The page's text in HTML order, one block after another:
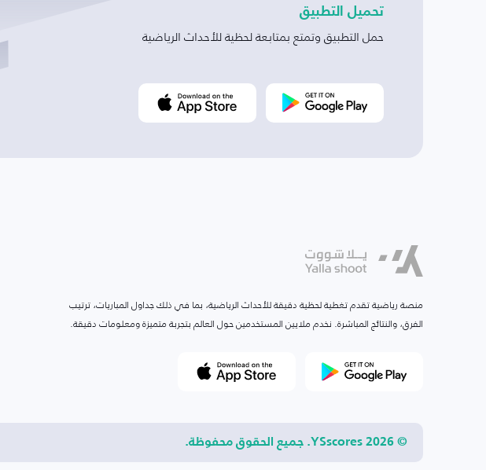
تحميل التطبيق
حمل التطبيق وتمتع بمتابعة لحظية للأحداث الرياضية
منصة رياضية تقدم تغطية لحظية دقيقة للأحداث الرياضية، بما في ذلك جداول المباريات، ترتيب
الفرق، والنتائج المباشرة. نخدم ملايين المستخدمين حول العالم بتجربة متميزة ومعلومات دقيقة.
© 2026 YSscores. جميع الحقوق محفوظة.